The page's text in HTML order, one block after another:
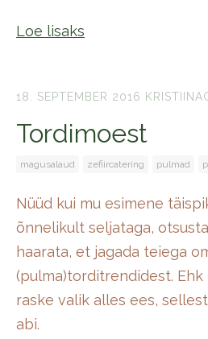
Loe lisaks
18. SEPTEMBER 2016
Tordimoest
magusalaud zefiircatering pulmad
Nüüd kui mu esimene
õnnelikult seljataga,
haarata, et jagada teiega
(pulma)torditrendidest.
raske valik alles ees,
abi.